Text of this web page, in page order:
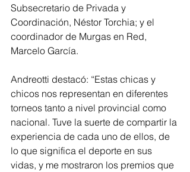
Subsecretario de Privada y
Coordinación, Néstor Torchia; y el
coordinador de Murgas en Red,
Marcelo García.
Andreotti destacó: “Estas chicas y
chicos nos representan en diferentes
torneos tanto a nivel provincial como
nacional. Tuve la suerte de compartir la
experiencia de cada uno de ellos, de
lo que significa el deporte en sus
vidas, y me mostraron los premios que